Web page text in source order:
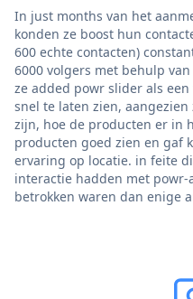
In just months van het
konden ze boost hun
600 echte contacten)
6000 volgers met behulp
ze added powr slider als
snel te laten zien,
zijn, hoe de producten er in
producten goed zien en gaf
ervaring op locatie. in feite
interactie hadden met
betrokken waren dan enige